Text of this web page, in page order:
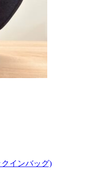
インバッグ)